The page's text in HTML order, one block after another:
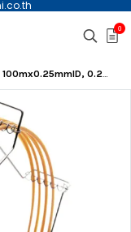
0
0.25µm(df) Capillary Column | 054596